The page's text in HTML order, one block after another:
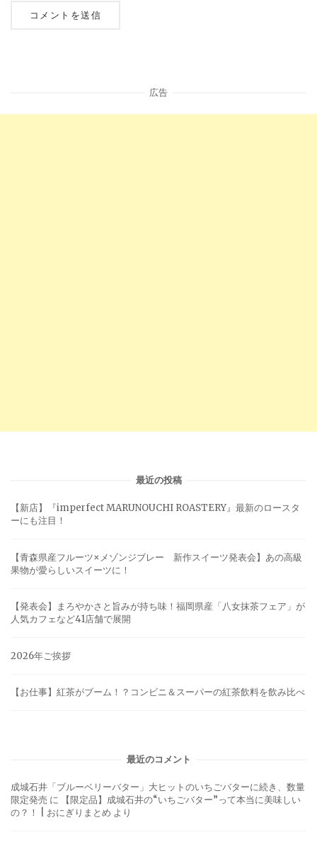
広告
最近の投稿
【新店】『imperfect MARUNOUCHI ROASTERY』最新のロースタ
ーにも注目！
【青森県産フルーツ×メゾンジブレー 新作スイーツ発表会】あの高級
果物が愛らしいスイーツに！
【発表会】まろやかさと旨みが持ち味！福岡県産「八女抹茶フェア」が
人気カフェなど41店舗で展開
2026年ご挨拶
【お仕事】紅茶がブーム！？コンビニ＆スーパーの紅茶飲料を飲み比べ
最近のコメント
成城石井「ブルーベリーバター」大ヒットのいちごバターに続き、数量
限定発売 に
【限定品】成城石井の“いちごバター”って本当に美味しい
の？！ | おにぎりまとめ より